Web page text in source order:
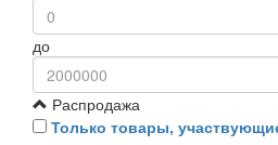
до
Распродажа
Только товары,